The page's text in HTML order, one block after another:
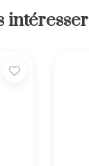
intéresser